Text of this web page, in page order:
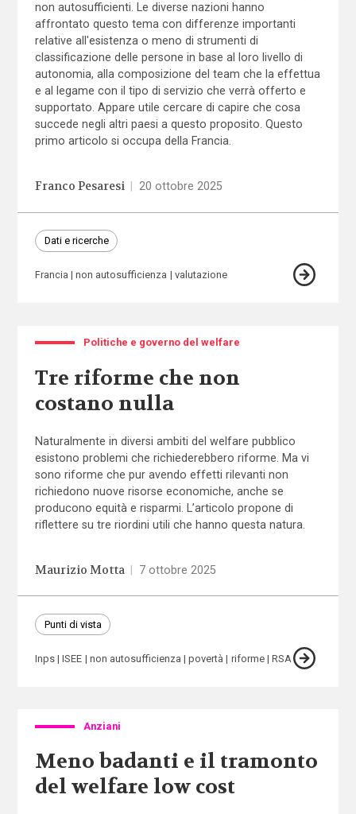
non autosufficienti. Le diverse nazioni hanno
affrontato questo tema con differenze importanti
relative all'esistenza o meno di strumenti di
classificazione delle persone in base al loro livello di
autonomia, alla composizione del team che la effettua
e al legame con il tipo di servizio che verrà offerto e
supportato. Appare utile cercare di capire che cosa
succede negli altri paesi a questo proposito. Questo
primo articolo si occupa della Francia.
Franco Pesaresi 20 ottobre 2025
Dati e ricerche
Francia non autosufficienza valutazione
Politiche e governo del welfare
Tre riforme che non
costano nulla
Naturalmente in diversi ambiti del welfare pubblico
esistono problemi che richiederebbero riforme. Ma vi
sono riforme che pur avendo effetti rilevanti non
richiedono nuove risorse economiche, anche se
producono equità e risparmi. L’articolo propone di
riflettere su tre riordini utili che hanno questa natura.
Maurizio Motta 7 ottobre 2025
Punti di vista
Inps ISEE non autosufficienza povertà riforme RSA
Anziani
Meno badanti e il tramonto
del welfare low cost